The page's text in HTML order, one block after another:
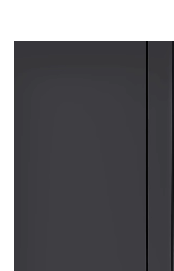
dom ili poslovni
OTVARANJE
Vrata se lako
komfor i
Moderan dodirni
obezbeđuju
udaljenog pristupa,